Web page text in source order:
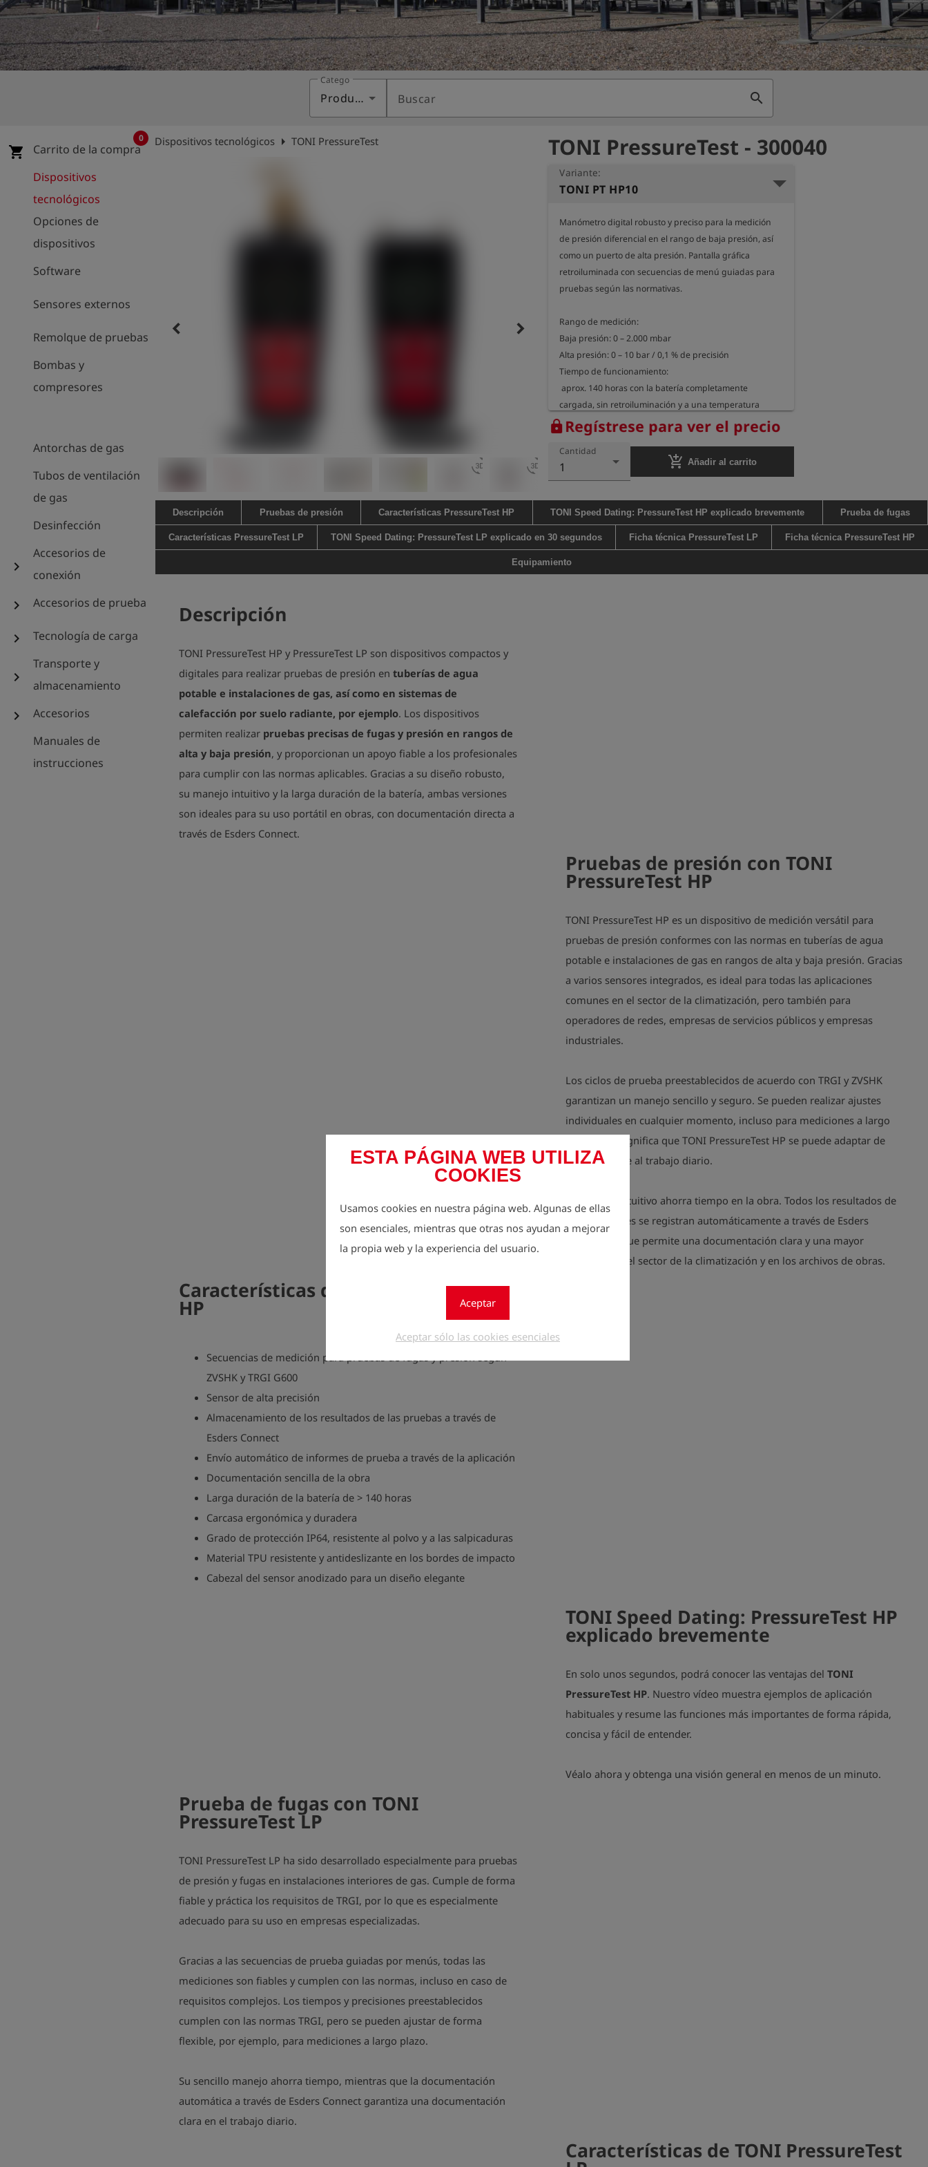
shield Registro
ESTA PÁGINA WEB UTILIZA
COOKIES
Usamos cookies en nuestra página web. Algunas de ellas
son esenciales, mientras que otras nos ayudan a mejorar
la propia web y la experiencia del usuario.
Aceptar
Aceptar sólo las cookies esenciales
Categoría
Productos Buscar search
shopping_cart Carrito de la compra
0
Dispositivos
tecnológicos
Opciones de
dispositivos
Software
Sensores externos
Remolque de pruebas
Bombas y
compresores
Antorchas de gas
Tubos de ventilación
de gas
Desinfección
chevron_right
Accesorios de
conexión
chevron_right Accesorios de prueba
chevron_right Tecnología de carga
chevron_right
Transporte y
almacenamiento
chevron_right
Accesorios
Manuales de
instrucciones
Dispositivos tecnológicos arrow_right TONI PressureTest
3d_rotation 3d_rotation
keyboard_arrow_left keyboard_arrow_right
TONI PressureTest - 300040
Variante:
TONI PT HP10
Manómetro digital robusto y preciso para la medición
de presión diferencial en el rango de baja presión, así
como un puerto de alta presión. Pantalla gráfica
retroiluminada con secuencias de menú guiadas para
pruebas según las normativas.
Rango de medición:
Baja presión: 0 – 2.000 mbar
Alta presión: 0 – 10 bar / 0,1 % de precisión
Tiempo de funcionamiento:
cargada, sin retroiluminación y a una temperatura
ambiente de 20 °C
Dimensiones de la carcasa: 16,5 cm x 6,5 cm x 3 cm
Peso del dispositivo: aprox. 280 g
lockRegístrese para ver el precio
Cantidad
1 add_shopping_cart Añadir al carrito
Descripción Pruebas de presión Características PressureTest HP TONI Speed Dating: PressureTest HP explicado brevemente Prueba de fugas
Características PressureTest LP TONI Speed Dating: PressureTest LP explicado en 30 segundos Ficha técnica PressureTest LP Ficha técnica PressureTest HP
Equipamiento
Descripción
TONI PressureTest HP y PressureTest LP son dispositivos compactos y
digitales para realizar pruebas de presión en tuberías de agua
potable e instalaciones de gas, así como en sistemas de
calefacción por suelo radiante, por ejemplo. Los dispositivos
permiten realizar pruebas precisas de fugas y presión en rangos de
alta y baja presión, y proporcionan un apoyo fiable a los profesionales
para cumplir con las normas aplicables. Gracias a su diseño robusto,
su manejo intuitivo y la larga duración de la batería, ambas versiones
son ideales para su uso portátil en obras, con documentación directa a
través de Esders Connect.
Pruebas de presión con TONI
PressureTest HP
TONI PressureTest HP es un dispositivo de medición versátil para
pruebas de presión conformes con las normas en tuberías de agua
potable e instalaciones de gas en rangos de alta y baja presión. Gracias
a varios sensores integrados, es ideal para todas las aplicaciones
comunes en el sector de la climatización, pero también para
operadores de redes, empresas de servicios públicos y empresas
industriales.
Los ciclos de prueba preestablecidos de acuerdo con TRGI y ZVSHK
garantizan un manejo sencillo y seguro. Se pueden realizar ajustes
individuales en cualquier momento, incluso para mediciones a largo
plazo. Esto significa que TONI PressureTest HP se puede adaptar de
forma flexible al trabajo diario.
Su manejo intuitivo ahorra tiempo en la obra. Todos los resultados de
las mediciones se registran automáticamente a través de Esders
Connect, lo que permite una documentación clara y una mayor
eficiencia en el sector de la climatización y en los archivos de obras.
Características de TONI PressureTest
HP
Secuencias de medición para pruebas de fugas y presión según
ZVSHK y TRGI G600
Sensor de alta precisión
Almacenamiento de los resultados de las pruebas a través de
Esders Connect
Envío automático de informes de prueba a través de la aplicación
Documentación sencilla de la obra
Larga duración de la batería de > 140 horas
Carcasa ergonómica y duradera
Grado de protección IP64, resistente al polvo y a las salpicaduras
Material TPU resistente y antideslizante en los bordes de impacto
Cabezal del sensor anodizado para un diseño elegante
TONI Speed Dating: PressureTest HP
explicado brevemente
En solo unos segundos, podrá conocer las ventajas del TONI
PressureTest HP. Nuestro vídeo muestra ejemplos de aplicación
habituales y resume las funciones más importantes de forma rápida,
concisa y fácil de entender.
Véalo ahora y obtenga una visión general en menos de un minuto.
Prueba de fugas con TONI
PressureTest LP
TONI PressureTest LP ha sido desarrollado especialmente para pruebas
de presión y fugas en instalaciones interiores de gas. Cumple de forma
fiable y práctica los requisitos de TRGI, por lo que es especialmente
adecuado para su uso en empresas especializadas.
Gracias a las secuencias de prueba guiadas por menús, todas las
mediciones son fiables y cumplen con las normas, incluso en caso de
requisitos complejos. Los tiempos y precisiones preestablecidos
cumplen con las normas TRGI, pero se pueden ajustar de forma
flexible, por ejemplo, para mediciones a largo plazo.
Su sencillo manejo ahorra tiempo, mientras que la documentación
automática a través de Esders Connect garantiza una documentación
clara en el trabajo diario.
Características de TONI PressureTest